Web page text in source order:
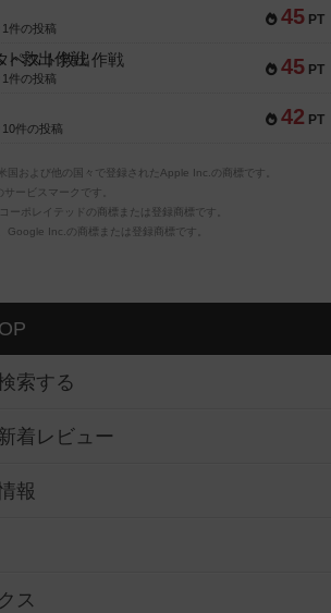
45 PT
1件の投稿
45 PT
ペスト救出作戦
1件の投稿
42 PT
10件の投稿
および他の国々で登録されたApple Inc.の商標です。
ービスマークです。
ーポレイテッドの商標または登録商標です。
Google Inc.の商標または登録商標です。
索する
着レビュー
報
ス